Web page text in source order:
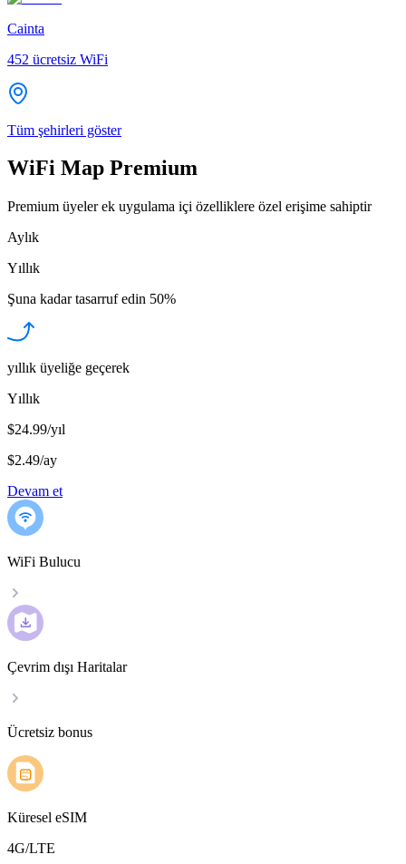
Cainta
452 ücretsiz WiFi
Tüm şehirleri göster
WiFi Map Premium
Premium üyeler ek uygulama içi özelliklere özel erişime sahiptir
Aylık
Yıllık
Şuna kadar tasarruf edin 50%
yıllık üyeliğe geçerek
Yıllık
$24.99/yıl
$2.49/ay
Devam et
WiFi Bulucu
Çevrim dışı Haritalar
Ücretsiz bonus
Küresel eSIM
4G/LTE